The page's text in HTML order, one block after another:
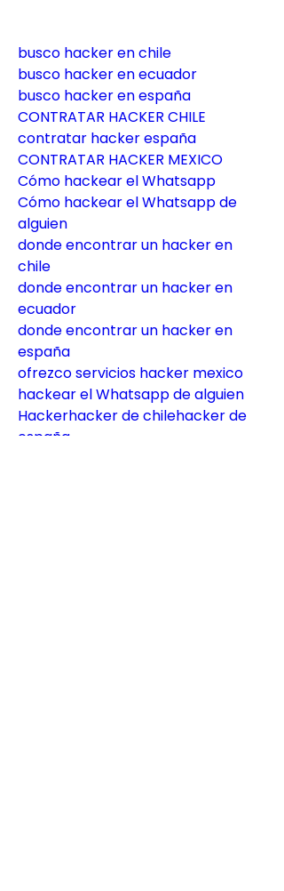
busco hacker en chile
busco hacker en ecuador
busco hacker en españa
CONTRATAR HACKER CHILE
contratar hacker españa
CONTRATAR HACKER MEXICO
Cómo hackear el Whatsapp
Cómo hackear el Whatsapp de
alguien
donde encontrar un hacker en
chile
donde encontrar un hacker en
ecuador
donde encontrar un hacker en
españa
ofrezco servicios hacker mexico
hackear el Whatsapp de alguien
Hackerhacker de chilehacker de
españa